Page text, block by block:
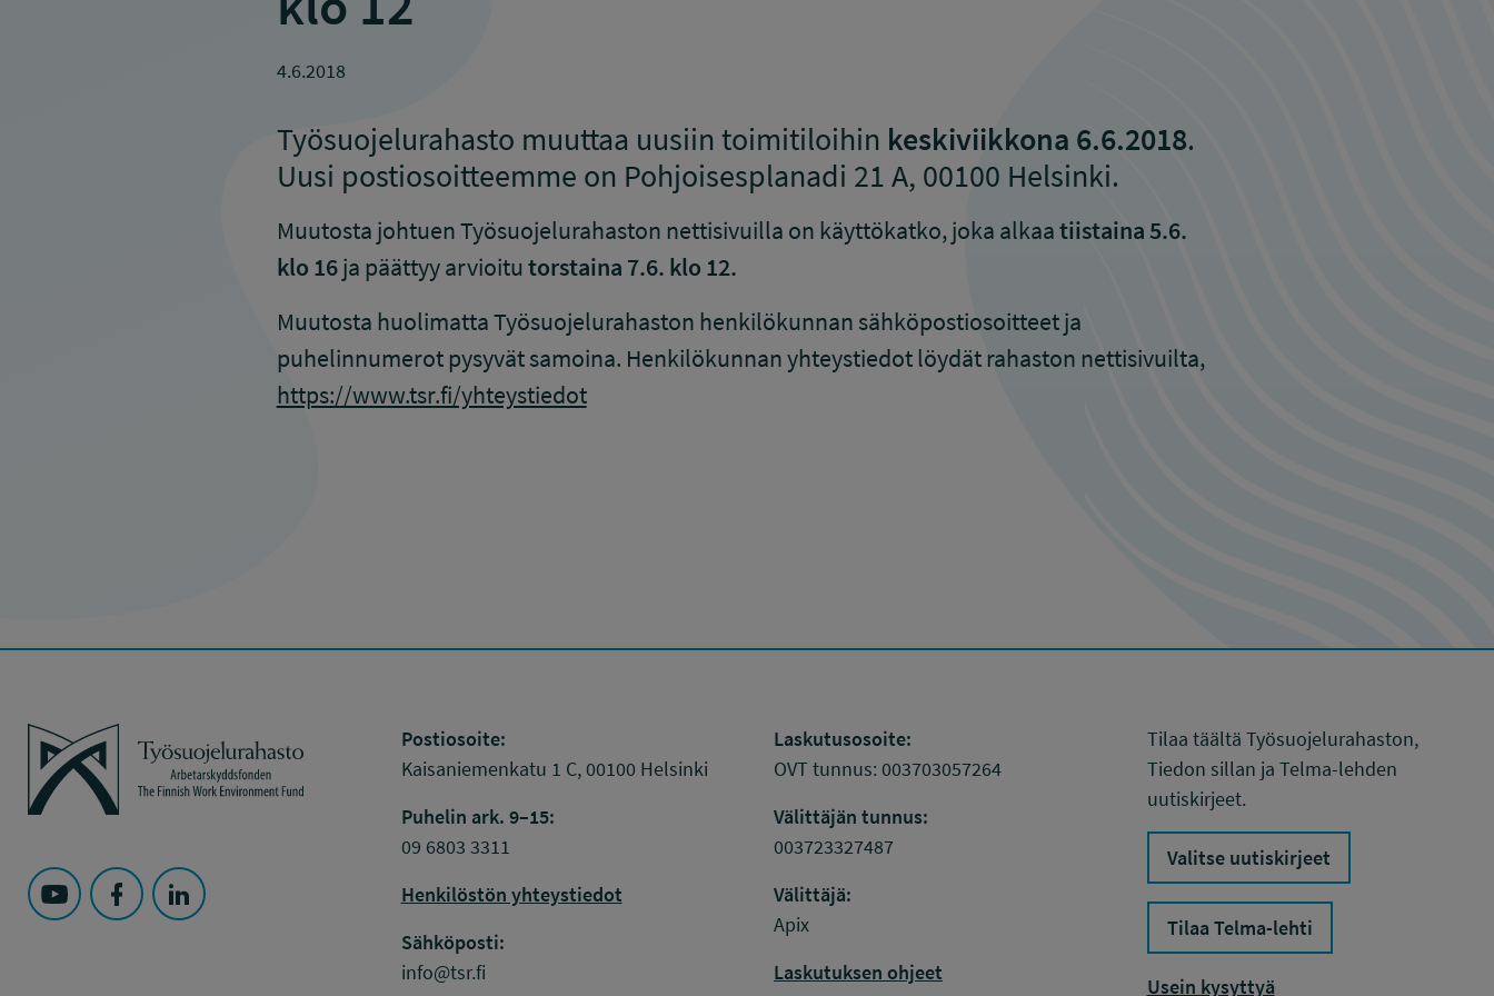
4.6.2018
Työsuojelurahasto muuttaa uusiin toimitiloihin keskiviikkona 6.6.2018.
Uusi postiosoitteemme on Pohjoisesplanadi 21 A, 00100 Helsinki.
Muutosta johtuen Työsuojelurahaston nettisivuilla on käyttökatko, joka alkaatiistaina 5.6.
klo 16ja päättyy arvioitu torstaina 7.6. klo 12.
Muutosta huolimatta Työsuojelurahaston henkilökunnan sähköpostiosoitteet ja
puhelinnumerot pysyvät samoina. Henkilökunnan yhteystiedot löydät rahaston nettisivuilta,
https://www.tsr.fi/yhteystiedot
Työsuojelurahasto
Seuraa Työsuojelurahasto kohteessa: YouTube
Seuraa Työsuojelurahasto kohteessa: Facebook
Seuraa Työsuojelurahasto kohteessa: LinkedIn
Postiosoite:
Kaisaniemenkatu 1 C, 00100 Helsinki
Puhelin ark. 9–15:
09 6803 3311
Henkilöstön yhteystiedot
Sähköposti:
info@tsr.fi
Laskutusosoite:
OVT tunnus: 003703057264
Välittäjän tunnus:
003723327487
Välittäjä:
Apix
Laskutuksen ohjeet
Tilaa täältä Työsuojelurahaston,
Tiedon sillan ja Telma-lehden
uutiskirjeet.
Valitse uutiskirjeet
Tilaa Telma-lehti
Usein kysyttyä